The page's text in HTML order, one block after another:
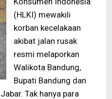
(HLKI) mewakili
korban kecelakaan
akibat jalan rusak
resmi melaporkan
Walikota Bandung,
Bupati Bandung dan
Tak hanya para